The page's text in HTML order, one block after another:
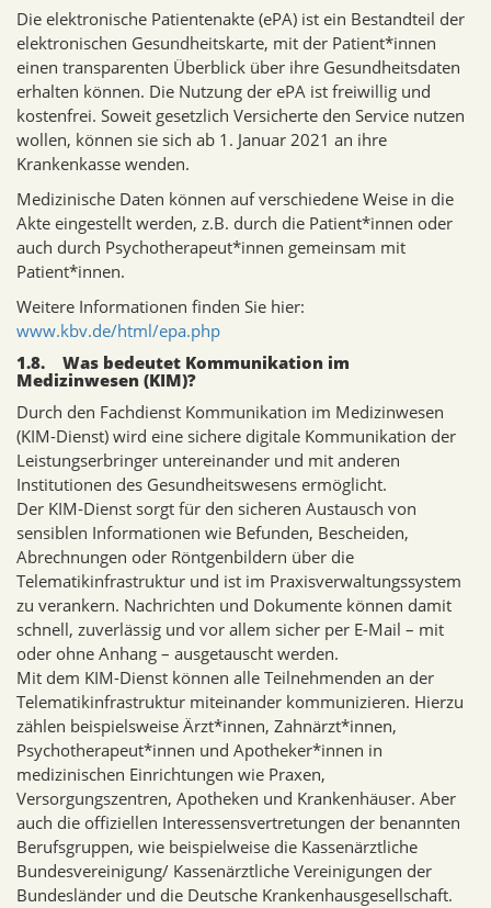
Die elektronische Patientenakte (ePA) ist ein Bestandteil der
elektronischen Gesundheitskarte, mit der Patient*innen
einen transparenten Überblick über ihre Gesundheitsdaten
erhalten können. Die Nutzung der ePA ist freiwillig und
kostenfrei. Soweit gesetzlich Versicherte den Service nutzen
wollen, können sie sich ab 1. Januar 2021 an ihre
Krankenkasse wenden.
Medizinische Daten können auf verschiedene Weise in die
Akte eingestellt werden, z.B. durch die Patient*innen oder
auch durch Psychotherapeut*innen gemeinsam mit
Patient*innen.
Weitere Informationen finden Sie hier:
www.kbv.de/html/epa.php
1.8. Was bedeutet Kommunikation im
Medizinwesen (KIM)?
Durch den Fachdienst Kommunikation im Medizinwesen
(KIM-Dienst) wird eine sichere digitale Kommunikation der
Leistungserbringer untereinander und mit anderen
Institutionen des Gesundheitswesens ermöglicht.
Der KIM-Dienst sorgt für den sicheren Austausch von
sensiblen Informationen wie Befunden, Bescheiden,
Abrechnungen oder Röntgenbildern über die
Telematikinfrastruktur und ist im Praxisverwaltungssystem
zu verankern. Nachrichten und Dokumente können damit
schnell, zuverlässig und vor allem sicher per E-Mail – mit
oder ohne Anhang – ausgetauscht werden.
Mit dem KIM-Dienst können alle Teilnehmenden an der
Telematikinfrastruktur miteinander kommunizieren. Hierzu
zählen beispielsweise Ärzt*innen, Zahnärzt*innen,
Psychotherapeut*innen und Apotheker*innen in
medizinischen Einrichtungen wie Praxen,
Versorgungszentren, Apotheken und Krankenhäuser. Aber
auch die offiziellen Interessensvertretungen der benannten
Berufsgruppen, wie beispielweise die Kassenärztliche
Bundesvereinigung/ Kassenärztliche Vereinigungen der
Bundesländer und die Deutsche Krankenhausgesellschaft.